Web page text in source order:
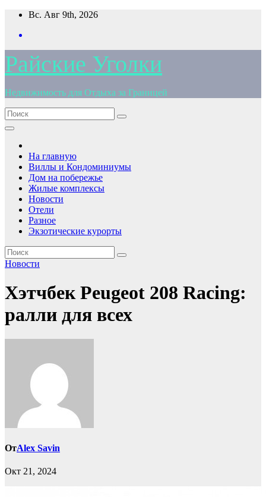
Перейти
содержимому
Вс. Авг 9th, 2026
Райские Уголки
Недвижимость для Отдыха за Границей
На главную
Виллы и Кондоминиумы
Дом на побережье
Жилые комплексы
Новости
Отели
Разное
Экзотические курорты
Новости
Хэтчбек Peugeot 208 Racing:
ралли для всех
ОтAlex Savin
Окт 21, 2024